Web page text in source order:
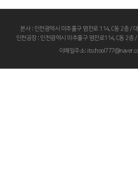
본사 : 인천광역시 미추홀구 염전로 114, C동 2층 /
인천공장 : 인천광역시 미추홀구 염전로114, C동 2
이메일주소: